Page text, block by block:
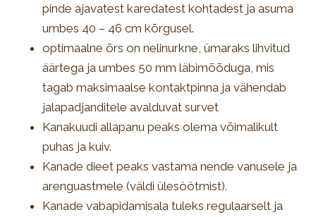
pinde ajavatest karedatest kohtadest ja asuma
umbes 40 – 46 cm kõrgusel.
optimaalne õrs on nelinurkne, ümaraks lihvitud
äärtega ja umbes 50 mm läbimõõduga, mis
tagab maksimaalse kontaktpinna ja vähendab
jalapadjanditele avalduvat survet
Kanakuudi allapanu peaks olema võimalikult
puhas ja kuiv.
Kanade dieet peaks vastama nende vanusele ja
arenguastmele (väldi ülesöötmist).
Kanade vabapidamisala tuleks regulaarselt ja